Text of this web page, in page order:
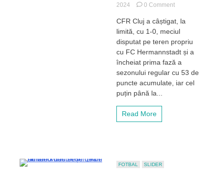
2024
0 Commenton
euforic
după
victoria
cu
Hermannstadt:
„Cred
că
lucrurile
CFR Cluj a câștigat, la
limită, cu 1-0, meciul
disputat pe teren propriu
cu FC Hermannstadt și a
încheiat prima fază a
sezonului regular cu 53 de
puncte acumulate, iar cel
puțin până la...
Read More
FOTBAL SLIDER